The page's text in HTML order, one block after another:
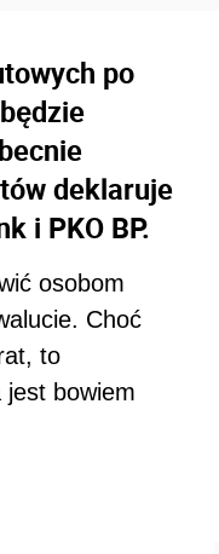
po
deklaruje
i PKO BP.
osobom
Choć
to
jest bowiem